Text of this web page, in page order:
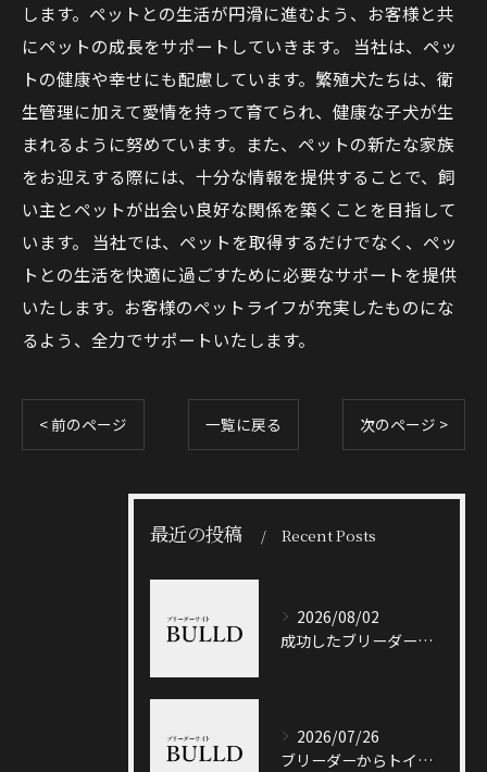
します。ペットとの生活が円滑に進むよう、お客様と共
にペットの成長をサポートしていきます。 当社は、ペッ
トの健康や幸せにも配慮しています。繁殖犬たちは、衛
生管理に加えて愛情を持って育てられ、健康な子犬が生
まれるように努めています。また、ペットの新たな家族
をお迎えする際には、十分な情報を提供することで、飼
い主とペットが出会い良好な関係を築くことを目指して
います。 当社では、ペットを取得するだけでなく、ペッ
トとの生活を快適に過ごすために必要なサポートを提供
いたします。お客様のペットライフが充実したものにな
るよう、全力でサポートいたします。
< 前のページ 一覧に戻る 次のページ >
最近の投稿 Recent Posts
2026/08/02
成功したブリーダーと岐阜県加茂郡八百津町で信頼できる出会い方徹底ガイド
2026/07/26
ブリーダーからトイプードルを迎える前に知っておきたい選び方と価格相場のポイント